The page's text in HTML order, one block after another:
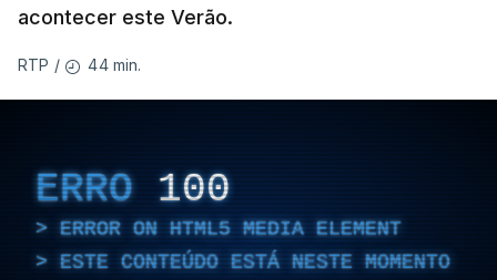
acontecer este Verão.
RTP / 44 min.
ERRO 100
ERROR ON HTML5 MEDIA ELEMENT
ESTE CONTEÚDO ESTÁ NESTE MOMENTO